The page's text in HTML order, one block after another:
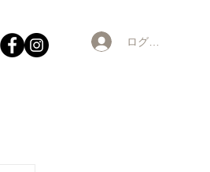
ログイン